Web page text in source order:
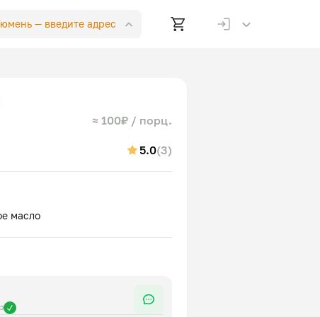
— введите адрес
≈ 100₽ / порц.
5.0(3)